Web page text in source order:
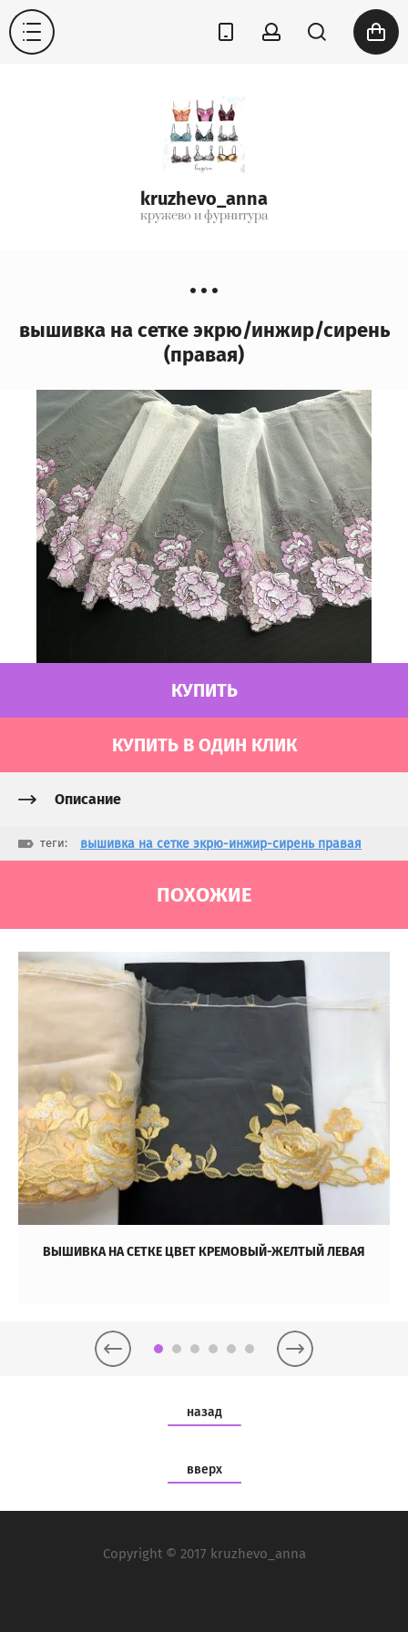
kruzhevo_anna
кружево и фурнитура
вышивка на сетке экрю/инжир/сирень
(правая)
КУПИТЬ
КУПИТЬ В ОДИН КЛИК
Описание
теги: вышивка на сетке экрю-инжир-сирень правая
ПОХОЖИЕ
ВЫШИВКА НА СЕТКЕ ЦВЕТ КРЕМОВЫЙ-ЖЕЛТЫЙ ЛЕВАЯ
назад
вверх
Copyright © 2017 kruzhevo_anna